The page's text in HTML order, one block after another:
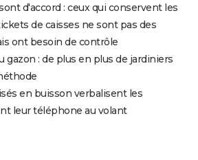
d'accord : ceux qui conservent les
de caisses ne sont pas des
ont besoin de contrôle
gazon : de plus en plus de jardiniers
en buisson verbalisent les
leur téléphone au volant